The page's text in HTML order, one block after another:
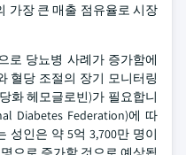
가장 큰 매출 점유율로 시장
로 당뇨병 사례가 증가함에
혈당 조절의 장기 모니터링
화 헤모글로빈)가 필요합니
Diabetes Federation)에 따
성인은 약 5억 3,700만 명이